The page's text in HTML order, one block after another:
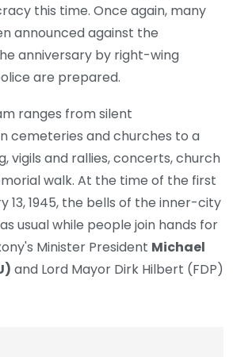
this time. Once again, many
announced against the
anniversary by right-wing
are prepared.
ranges from silent
cemeteries and churches to a
vigils and rallies, concerts, church
walk. At the time of the first
13, 1945, the bells of the inner-city
usual while people join hands for
Minister President Michael
and Lord Mayor Dirk Hilbert (FDP)